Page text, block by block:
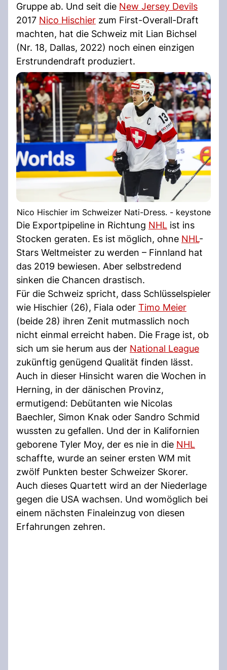
Gruppe ab. Und seit die New Jersey Devils
2017 Nico Hischier zum First-Overall-Draft
machten, hat die Schweiz mit Lian Bichsel
(Nr. 18, Dallas, 2022) noch einen einzigen
Erstrundendraft produziert.
Nico Hischier im Schweizer Nati-Dress. - keystone
Die Exportpipeline in Richtung NHL ist ins
Stocken geraten. Es ist möglich, ohne NHL-
Stars Weltmeister zu werden – Finnland hat
das 2019 bewiesen. Aber selbstredend
sinken die Chancen drastisch.
Für die Schweiz spricht, dass Schlüsselspieler
wie Hischier (26), Fiala oder Timo Meier
(beide 28) ihren Zenit mutmasslich noch
nicht einmal erreicht haben. Die Frage ist, ob
sich um sie herum aus der National League
zukünftig genügend Qualität finden lässt.
Auch in dieser Hinsicht waren die Wochen in
Herning, in der dänischen Provinz,
ermutigend: Debütanten wie Nicolas
Baechler, Simon Knak oder Sandro Schmid
wussten zu gefallen. Und der in Kalifornien
geborene Tyler Moy, der es nie in die NHL
schaffte, wurde an seiner ersten WM mit
zwölf Punkten bester Schweizer Skorer.
Auch dieses Quartett wird an der Niederlage
gegen die USA wachsen. Und womöglich bei
einem nächsten Finaleinzug von diesen
Erfahrungen zehren.